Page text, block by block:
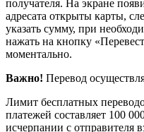
получателя. На экране
адресата открыты карты,
указать сумму, при
нажать на кнопку
моментально.
Важно! Перевод
Лимит бесплатных
платежей составляет 100
исчерпании с отправителя